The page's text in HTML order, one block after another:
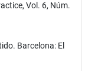
Vol. 6, Núm.
Barcelona: El